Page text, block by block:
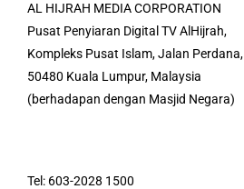
AL HIJRAH MEDIA CORPORATION
Pusat Penyiaran Digital TV AlHijrah,
Kompleks Pusat Islam, Jalan Perdana,
50480 Kuala Lumpur, Malaysia
(berhadapan dengan Masjid Negara)
Tel: 603-2028 1500